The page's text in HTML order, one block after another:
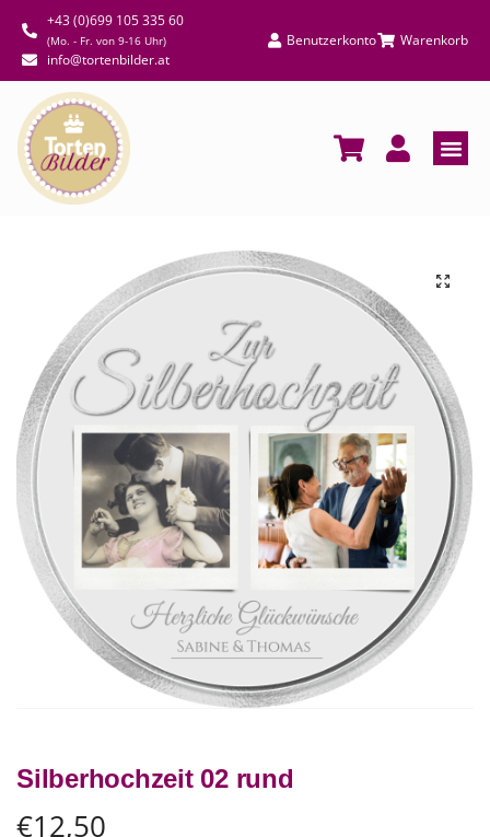
+43 (0)699 105 335 60
(Mo. - Fr. von 9-16 Uhr)
info@tortenbilder.at
Benutzerkonto Warenkorb
Silberhochzeit 02 rund
€12,50